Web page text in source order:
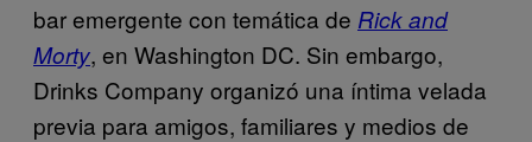
bar emergente con temática de Rick and
Morty, en Washington DC. Sin embargo,
Drinks Company organizó una íntima velada
previa para amigos, familiares y medios de